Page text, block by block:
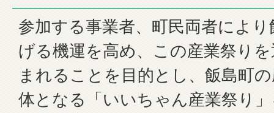
参加する事業者、町民両者によ
げる機運を高め、この産業祭り
まれることを目的とし、飯島町
体となる「いいちゃん産業祭り